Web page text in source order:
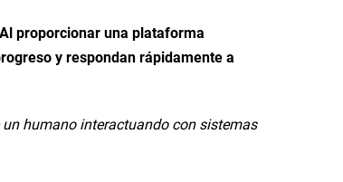
Al proporcionar una plataforma
y respondan rápidamente a
humano interactuando con sistemas